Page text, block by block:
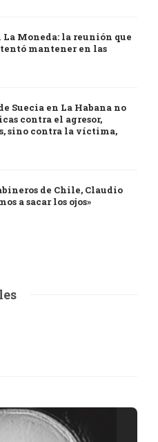
Moneda: la reunión que
mantener en las
Suecia en La Habana no
contra el agresor,
sino contra la víctima,
de Chile, Claudio
a sacar los ojos»